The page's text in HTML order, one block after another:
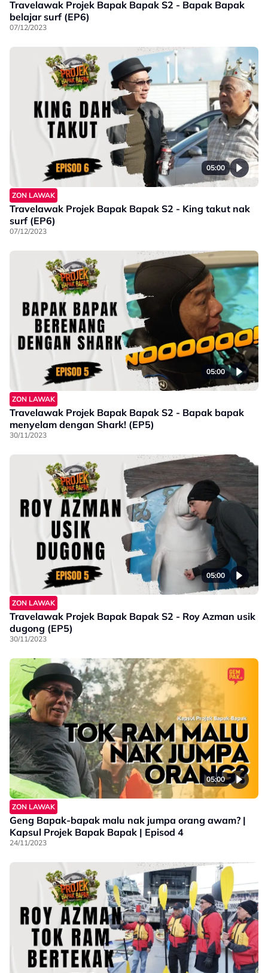
Travelawak Projek Bapak Bapak S2 - Bapak Bapak
belajar surf (EP6)
07/12/2023
05:00
ZON LAWAK
Travelawak Projek Bapak Bapak S2 - King takut nak
surf (EP6)
07/12/2023
05:00
ZON LAWAK
Travelawak Projek Bapak Bapak S2 - Bapak bapak
menyelam dengan Shark! (EP5)
30/11/2023
05:00
ZON LAWAK
Travelawak Projek Bapak Bapak S2 - Roy Azman usik
dugong (EP5)
30/11/2023
05:00
ZON LAWAK
Geng Bapak-bapak malu nak jumpa orang awam? |
Kapsul Projek Bapak Bapak | Episod 4
24/11/2023